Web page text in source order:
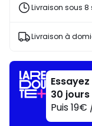
articles
J'en
Livraison sous
Livraison à
30 jours
Puis